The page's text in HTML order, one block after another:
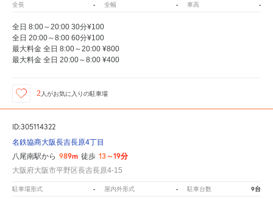
全長 - 全幅 - 車高 -
全日 8:00～20:00 30分¥100
全日 20:00～8:00 60分¥100
最大料金 全日 8:00～20:00 ¥800
最大料金 全日 20:00～8:00 ¥400
2 人がお気に入りの駐車場
ID:305114322
名鉄協商大阪長吉長原4丁目
八尾南駅から 989m 徒歩 13～19分
大阪府大阪市平野区長吉長原4-15
駐車場形式 - 屋内外形式 - 駐車台数 9台